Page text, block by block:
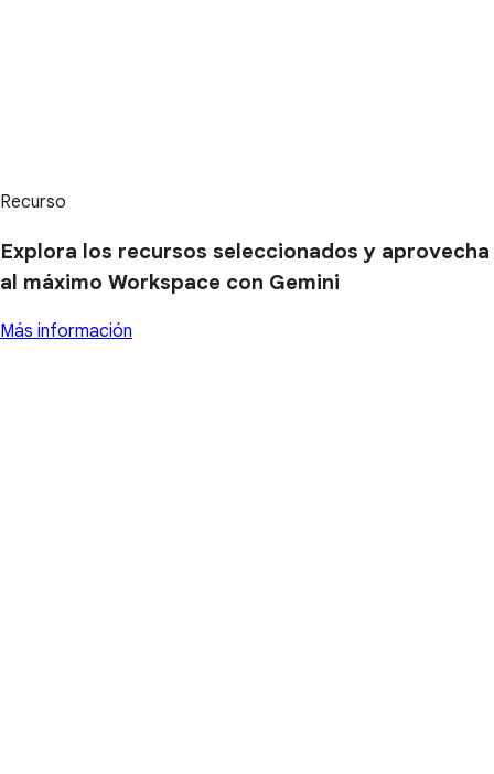
Recurso
Explora los recursos seleccionados y aprovecha
al máximo Workspace con Gemini
Más información